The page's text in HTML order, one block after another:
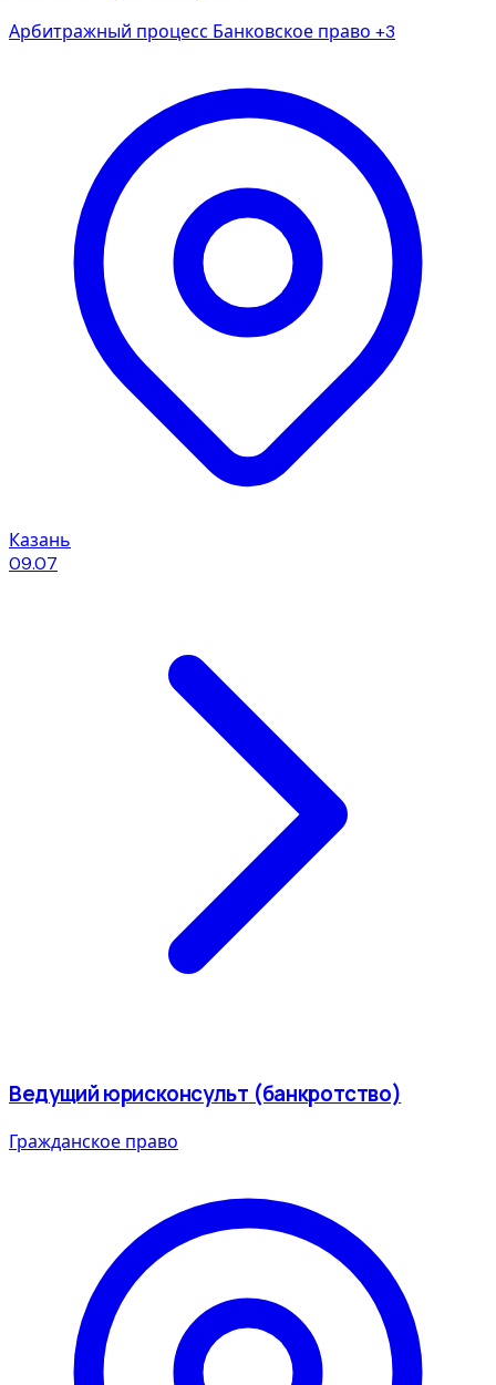
Арбитражный процесс Банковское право +3
Казань
09.07
Ведущий юрисконсульт (банкротство)
Гражданское право